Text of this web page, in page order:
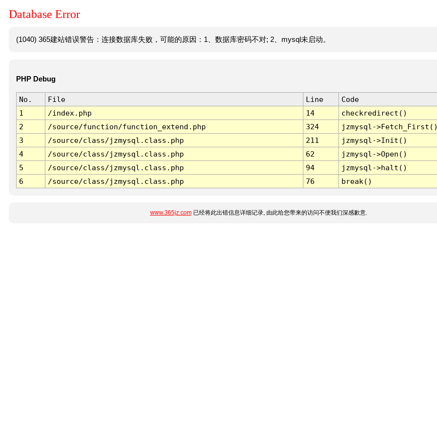
Database Error
(1040) 365建站错误警告：连接数据库失败，可能的原因：1、数据库密码不对; 2、mysql未启动。
PHP Debug
No. File Line
Code
1
/index.php 14
checkredirect()
2
/source/function/function_extend.php 324
jzmysql-
3
/source/class/jzmysql.class.php 211
jzmysql->Init()
4
/source/class/jzmysql.class.php 62
jzmysql->Open()
5
/source/class/jzmysql.class.php 94
jzmysql->halt()
6
/source/class/jzmysql.class.php 76 break()
www.365jz.com已经将此出错信息详细记录, 由此给您带来的访问不便我们深感歉意.